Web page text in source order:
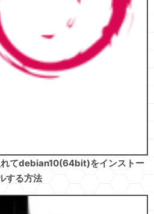
てdebian10(64bit)をインストー
する方法